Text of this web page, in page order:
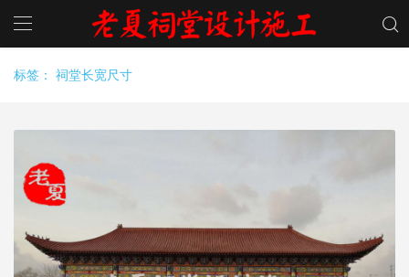
标签： 祠堂长宽尺寸